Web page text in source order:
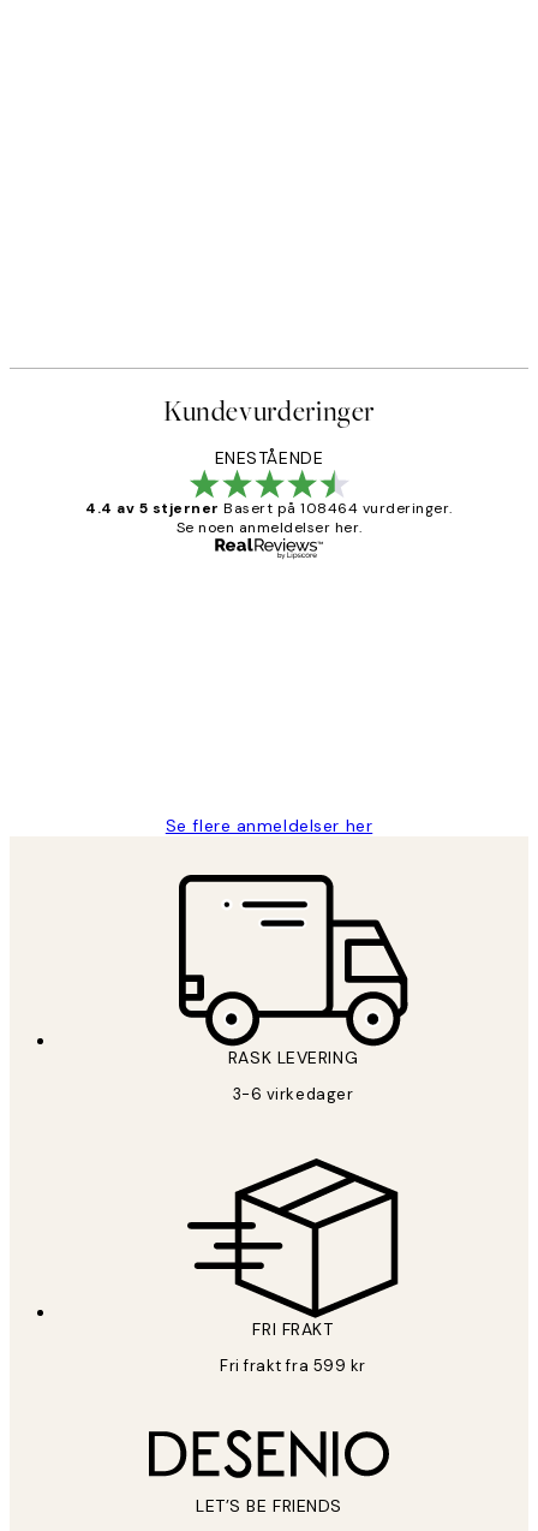
Kundevurderinger
ENESTÅENDE
4.4 av 5 stjerner Basert på 108464 vurderinger.
Se noen anmeldelser her.
Se flere anmeldelser her
RASK LEVERING
3-6 virkedager
FRI FRAKT
Fri frakt fra 599 kr
LET’S BE FRIENDS